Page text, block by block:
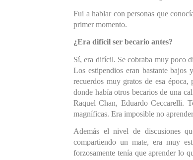
Fui a hablar con personas que
primer momento.
¿Era difícil ser becario antes?
Sí, era difícil. Se cobraba muy poco
Los estipendios eran bastante
recuerdos muy gratos de esa
donde había otros becarios de una
Raquel Chan, Eduardo Ceccarelli.
magníficas. Era imposible no
Además el nivel de discusiones
compartiendo un mate, era muy
forzosamente tenía que aprender lo